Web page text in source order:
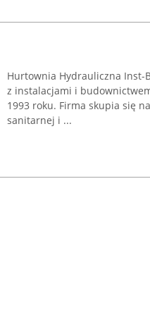
Hurtownia Hydrauliczna Inst-
z instalacjami i
1993 roku. Firma skupia się
sanitarnej i ...